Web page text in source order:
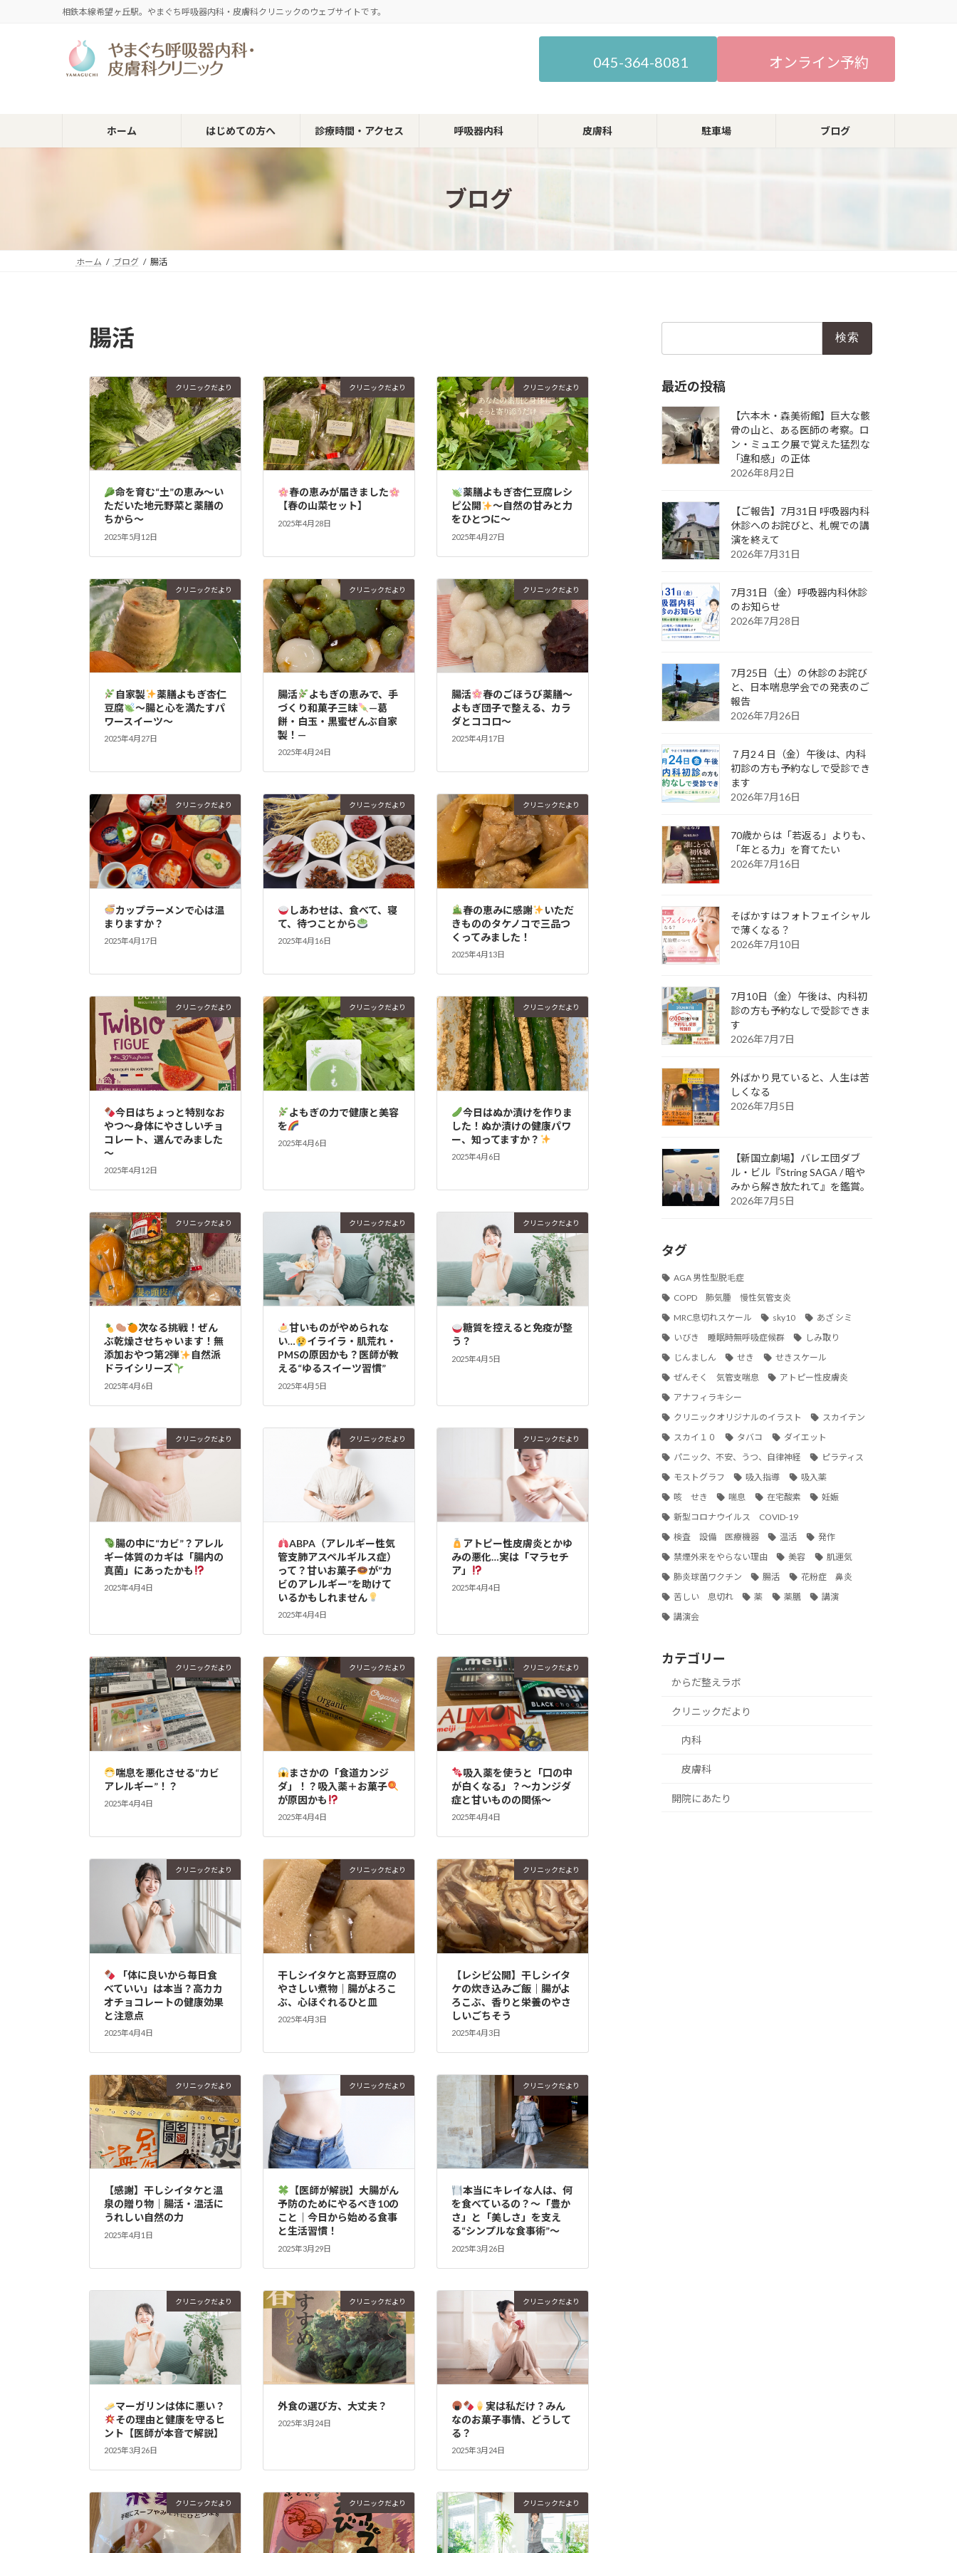
ッ
移
相鉄本線希望ヶ丘駅。やまぐち呼吸器内科・皮膚科クリニックのウェブサイトです。
045-364-8081 オンライン予約
ホーム はじめての方へ 診療時間・アクセス 呼吸器内科 皮膚科 駐車場 ブログ
ブログ
ホーム ブログ 腸活
腸活
クリニックだより
命を育む“土”の恵み～い
ただいた地元野菜と薬膳の
ちから～
2025年5月12日
クリニックだより
春の恵みが届きました
【春の山菜セット】
2025年4月28日
クリニックだより
薬膳よもぎ杏仁豆腐レシ
ピ公開
～自然の甘みと力
をひとつに～
2025年4月27日
クリニックだより
自家製
薬膳よもぎ杏仁
豆腐
～腸と心を満たすパ
ワースイーツ～
2025年4月27日
クリニックだより
腸活
よもぎの恵みで、手
づくり和菓子三昧
—葛
餅・白玉・黒蜜ぜんぶ自家
製！—
2025年4月24日
クリニックだより
腸活
春のごほうび薬膳〜
よもぎ団子で整える、カラ
ダとココロ〜
2025年4月17日
クリニックだより
カップラーメンで心は温
まりますか？
2025年4月17日
クリニックだより
しあわせは、食べて、寝
て、待つことから
2025年4月16日
クリニックだより
春の恵みに感謝
いただ
きもののタケノコで三品つ
くってみました！
2025年4月13日
クリニックだより
今日はちょっと特別なお
やつ～身体にやさしいチョ
コレート、選んでみました
～
2025年4月12日
クリニックだより
よもぎの力で健康と美容
を
2025年4月6日
クリニックだより
今日はぬか漬けを作りま
した！ぬか漬けの健康パワ
ー、知ってますか？
2025年4月6日
クリニックだより
次なる挑戦！ぜん
ぶ乾燥させちゃいます！無
添加おやつ第2弾
自然派
ドライシリーズ
2025年4月6日
クリニックだより
甘いものがやめられな
い…
イライラ・肌荒れ・
PMSの原因かも？医師が教
える“ゆるスイーツ習慣”
2025年4月5日
クリニックだより
糖質を控えると免疫が整
う？
2025年4月5日
クリニックだより
腸の中に“カビ”？アレル
ギー体質のカギは「腸内の
真菌」にあったかも
2025年4月4日
クリニックだより
ABPA（アレルギー性気
管支肺アスペルギルス症）
って？甘いお菓子
が“カ
ビのアレルギー”を助けて
いるかもしれません
2025年4月4日
クリニックだより
アトピー性皮膚炎とかゆ
みの悪化…実は「マラセチ
ア」
2025年4月4日
クリニックだより
喘息を悪化させる“カビ
アレルギー”！？
2025年4月4日
クリニックだより
まさかの「食道カンジ
ダ」！？吸入薬＋お菓子
が原因かも
2025年4月4日
クリニックだより
吸入薬を使うと「口の中
が白くなる」？～カンジダ
症と甘いものの関係～
2025年4月4日
クリニックだより
「体に良いから毎日食
べていい」は本当？高カカ
オチョコレートの健康効果
と注意点
2025年4月4日
クリニックだより
干しシイタケと高野豆腐の
やさしい煮物｜腸がよろこ
ぶ、心ほぐれるひと皿
2025年4月3日
クリニックだより
【レシピ公開】干しシイタ
ケの炊き込みご飯｜腸がよ
ろこぶ、香りと栄養のやさ
しいごちそう
2025年4月3日
クリニックだより
【感謝】干しシイタケと温
泉の贈り物｜腸活・温活に
うれしい自然の力
2025年4月1日
クリニックだより
【医師が解説】大腸がん
予防のためにやるべき10の
こと｜今日から始める食事
と生活習慣！
2025年3月29日
クリニックだより
本当にキレイな人は、何
を食べているの？～「豊か
さ」と「美しさ」を支え
る“シンプルな食事術”～
2025年3月26日
クリニックだより
マーガリンは体に悪い？
その理由と健康を守るヒ
ント【医師が本音で解説】
2025年3月26日
クリニックだより
外食の選び方、大丈夫？
2025年3月24日
クリニックだより
実は私だけ？みん
なのお菓子事情、どうして
る？
2025年3月24日
クリニックだより クリニックだより クリニックだより
最近の投稿
【六本木・森美術館】巨大な骸
骨の山と、ある医師の考察。ロ
ン・ミュエク展で覚えた猛烈な
「違和感」の正体
2026年8月2日
【ご報告】7月31日 呼吸器内科
休診へのお詫びと、札幌での講
演を終えて
2026年7月31日
7月31日（金）呼吸器内科休診
のお知らせ
2026年7月28日
7月25日（土）の休診のお詫び
と、日本喘息学会での発表のご
報告
2026年7月26日
７月2４日（金）午後は、内科
初診の方も予約なしで受診でき
ます
2026年7月16日
70歳からは「若返る」よりも、
「年とる力」を育てたい
2026年7月16日
そばかすはフォトフェイシャル
で薄くなる？
2026年7月10日
7月10日（金）午後は、内科初
診の方も予約なしで受診できま
す
2026年7月7日
外ばかり見ていると、人生は苦
しくなる
2026年7月5日
【新国立劇場】バレエ団ダブ
ル・ビル『String SAGA / 暗や
みから解き放たれて』を鑑賞。
2026年7月5日
タグ
AGA 男性型脱毛症
COPD 肺気腫 慢性気管支炎
MRC息切れスケール
sky10
あざ シミ
いびき 睡眠時無呼吸症候群
しみ取り
じんましん
せき
せきスケール
ぜんそく 気管支喘息
アトピー性皮膚炎
アナフィラキシー
クリニックオリジナルのイラスト
スカイテン
スカイ１０
タバコ
ダイエット
パニック、不安、うつ、自律神経
ピラティス
モストグラフ
吸入指導
吸入薬
咳 せき
喘息 在宅酸素
妊娠
新型コロナウイルス COVID-19
検査 設備 医療機器
温活
発作
禁煙外来をやらない理由
美容
肌運気
肺炎球菌ワクチン
腸活
花粉症 鼻炎
苦しい 息切れ
薬 薬膳
講演
講演会
カテゴリー
からだ整えラボ
クリニックだより
内科
皮膚科
開院にあたり